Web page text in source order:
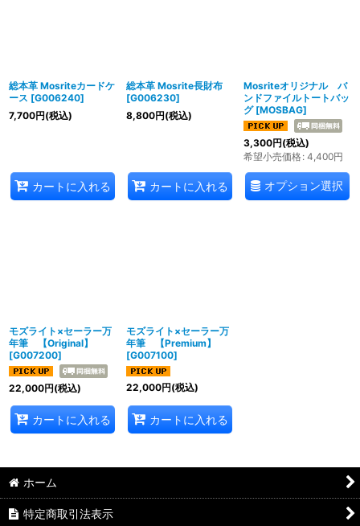
総本革 Mosriteカードケ
ース [G006240]
7,700円(税込)
カートに入れる
総本革 Mosrite長財布
[G006230]
8,800円(税込)
カートに入れる
Mosriteオリジナル バ
ンドファイルトートバッ
グ [MOSBAG]
3,300円(税込)
希望小売価格: 4,400円
オプション選択
モズライト×セーラー万
年筆 【Original】
[G007200]
22,000円(税込)
カートに入れる
モズライト×セーラー万
年筆 【Premium】
[G007100]
22,000円(税込)
カートに入れる
ホーム
特定商取引法表示